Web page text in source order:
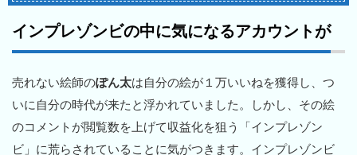
インプレゾンビの中に気になるアカウントが
売れない絵師のぽん太は自分の絵が１万いいねを獲得し、つ
いに自分の時代が来たと浮かれていました。しかし、その絵
のコメントが閲覧数を上げて収益化を狙う「インプレゾン
ビ」に荒らされていることに気がつきます。インプレゾンビ